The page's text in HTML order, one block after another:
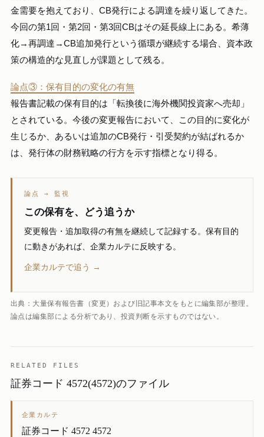
金需要を抱えており、CB発行による調達を繰り返してきた。
今回の第1回・第2回・第3回CBはその延長線上にある。希薄
化→再調達→CB追加発行という循環が継続する場合、資本政
策の構造的な見直しが課題として残る。
論点③：保有目的の変化の有無
報告書記載の保有目的は「転換後に海外機関投資家へ売却」
とされている。今後の変更報告において、この目的に変化が
生じるか、あるいは追加のCB発行・引受契約が結ばれるか
は、発行体の財務戦略の行方を示す指標となり得る。
論点 → 監視
この保有を、どう追うか
変更報告・追加取得の有無を継続して記録する。保有目的
に動きがあれば、企業カルテに反映する。
企業カルテで追う →
出典：大量保有報告書（変更）および旧記事本文をもとに編集部が整理。
論点は編集部による分析であり、投資判断を示すものではない。
RELATED FILES
証券コード 4572(4572)のファイル
企業カルテ
証券コード 4572 4572